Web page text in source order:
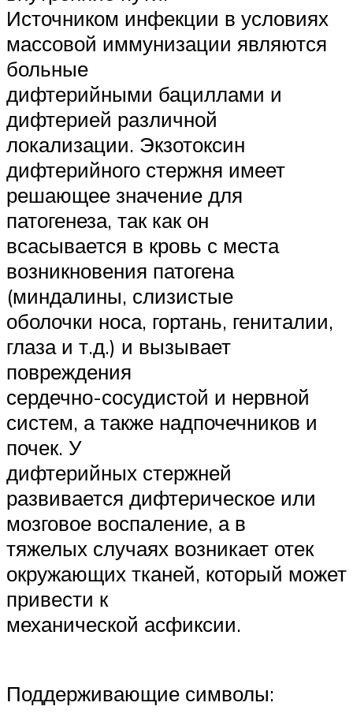
Источником инфекции в условиях
массовой иммунизации являются
больные
дифтерийными бациллами и
дифтерией различной
локализации. Экзотоксин
дифтерийного стержня имеет
решающее значение для
патогенеза, так как он
всасывается в кровь с места
возникновения патогена
(миндалины, слизистые
оболочки носа, гортань, гениталии,
глаза и т.д.) и вызывает
повреждения
сердечно-сосудистой и нервной
систем, а также надпочечников и
почек. У
дифтерийных стержней
развивается дифтерическое или
мозговое воспаление, а в
тяжелых случаях возникает отек
окружающих тканей, который может
привести к
механической асфиксии.
Поддерживающие символы: